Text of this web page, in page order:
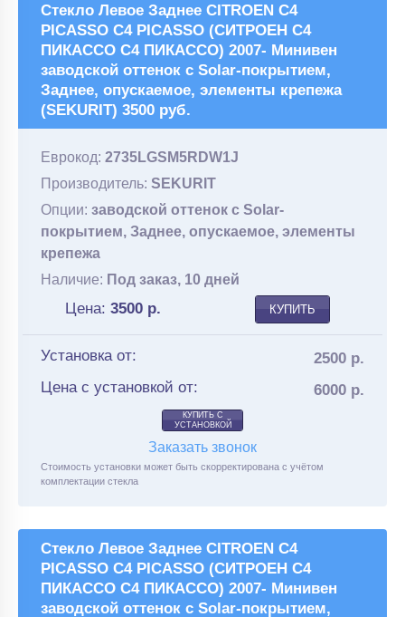
Стекло Левое Заднее CITROEN C4
PICASSO C4 PICASSO (СИТРОЕН С4
ПИКАССО С4 ПИКАССО) 2007- Минивен
заводской оттенок с Solar-покрытием,
Заднее, опускаемое, элементы крепежа
(SEKURIT) 3500 руб.
Еврокод: 2735LGSM5RDW1J
Производитель: SEKURIT
Опции: заводской оттенок с Solar-
покрытием, Заднее, опускаемое, элементы
крепежа
Наличие: Под заказ, 10 дней
Цена: 3500 р. КУПИТЬ
Установка от:
2500 р.
Цена с установкой от:
6000 р.
КУПИТЬ С
УСТАНОВКОЙ
Заказать звонок
Стоимость установки может быть скорректирована с учётом
комплектации стекла
Стекло Левое Заднее CITROEN C4
PICASSO C4 PICASSO (СИТРОЕН С4
ПИКАССО С4 ПИКАССО) 2007- Минивен
заводской оттенок с Solar-покрытием,